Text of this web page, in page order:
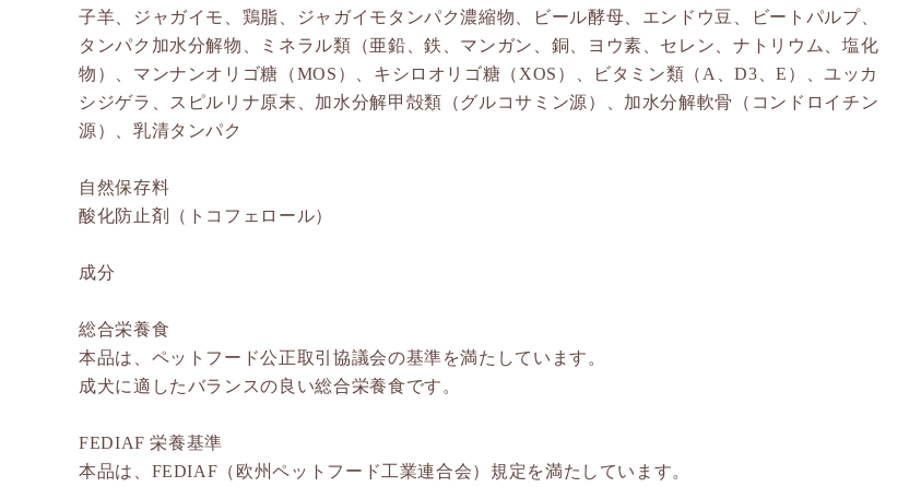
子羊、ジャガイモ、鶏脂、ジャガイモタンパク濃縮物、ビール酵母、エンドウ豆、ビートパルプ、
タンパク加水分解物、ミネラル類（亜鉛、鉄、マンガン、銅、ヨウ素、セレン、ナトリウム、塩化
物）、マンナンオリゴ糖（MOS）、キシロオリゴ糖（XOS）、ビタミン類（A、D3、E）、ユッカ
シジゲラ、スピルリナ原末、加水分解甲殻類（グルコサミン源）、加水分解軟骨（コンドロイチン
源）、乳清タンパク
自然保存料
酸化防止剤（トコフェロール）
成分
総合栄養食
本品は、ペットフード公正取引協議会の基準を満たしています。
成犬に適したバランスの良い総合栄養食です。
FEDIAF 栄養基準
本品は、FEDIAF（欧州ペットフード工業連合会）規定を満たしています。